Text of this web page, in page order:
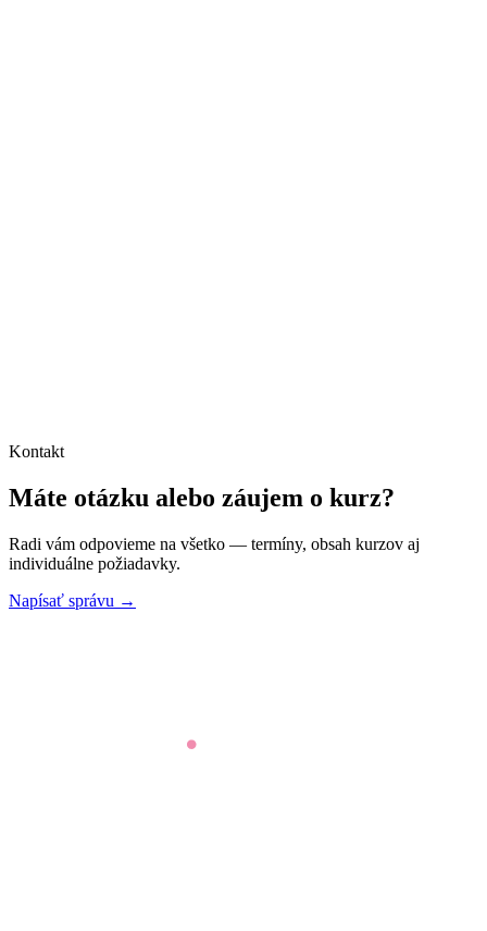
Kontakt
Máte otázku alebo záujem o kurz?
Radi vám odpovieme na všetko — termíny, obsah kurzov aj
individuálne požiadavky.
Napísať správu →